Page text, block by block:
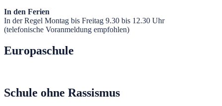
In den Ferien
In der Regel Montag bis Freitag 9.30 bis 12.30 Uhr
(telefonische Voranmeldung empfohlen)
Europaschule
Schule ohne Rassismus